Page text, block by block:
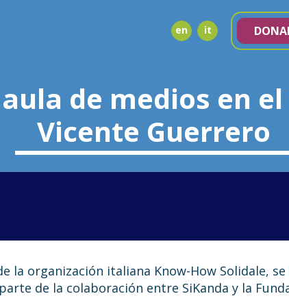
en it
de medios en
Vicente Guerrero
la organización italiana Know-How Solidale,
de la colaboración entre SiKanda y la